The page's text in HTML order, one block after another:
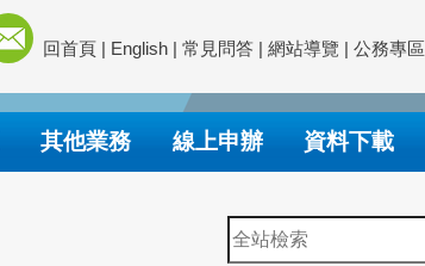
回首頁 | English | 常見問答 | 網站導覽 | 公務專區
其他業務 線上申辦 資料下載
全
站